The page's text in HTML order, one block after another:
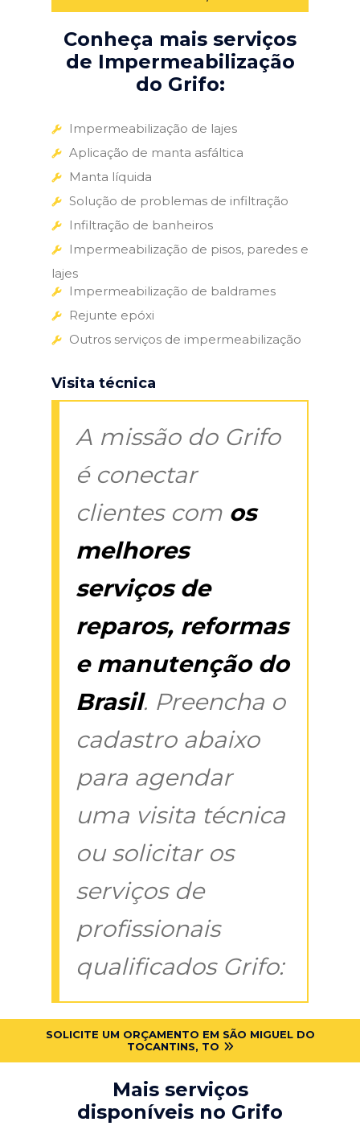
Conheça mais serviços
de Impermeabilização
do Grifo:
Impermeabilização de lajes
Aplicação de manta asfáltica
Manta líquida
Solução de problemas de infiltração
Infiltração de banheiros
Impermeabilização de pisos, paredes e
lajes
Impermeabilização de baldrames
Rejunte epóxi
Outros serviços de impermeabilização
Visita técnica
A missão do Grifo
é conectar
clientes com os
melhores
serviços de
reparos, reformas
e manutenção do
Brasil. Preencha o
cadastro abaixo
para agendar
uma visita técnica
ou solicitar os
serviços de
profissionais
qualificados Grifo:
SOLICITE UM ORÇAMENTO EM SÃO MIGUEL DO
TOCANTINS, TO
Mais serviços
disponíveis no Grifo